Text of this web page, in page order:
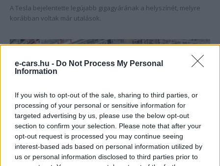
e-cars.hu - Do Not Process My Personal
Information
If you wish to opt-out of the sale, sharing to third parties, or
processing of your personal or sensitive information for
targeted advertising by us, please use the below opt-out
section to confirm your selection. Please note that after your
opt-out request is processed you may continue seeing
interest-based ads based on personal information utilized by
us or personal information disclosed to third parties prior to
A Tesla bejelentette legújabb gigagyárának a helyszínét, melyre
korábban voltak már utalások.
Elektromos autó
Automatizált minőség-ellenőrzési
rendszert vezet be a Tesla